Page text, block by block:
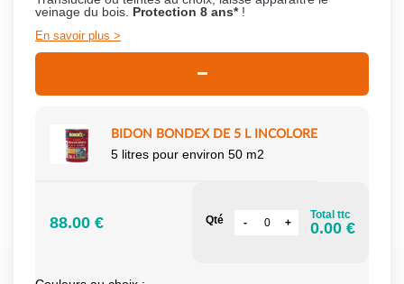
veinage du bois. Protection 8 ans*!
En savoir plus
BIDON BONDEX DE 5 L INCOLORE
5 litres pour environ 50 m2
88.00 € Qté Total ttc
0.00 €